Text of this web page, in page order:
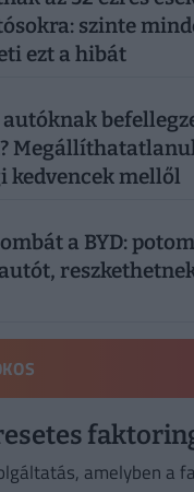
szinte
ezt a hibát
autóknak
kedvencek mellől
a BYD:
amelyben a